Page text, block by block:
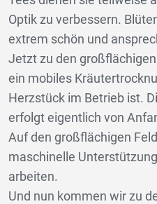
Optik zu verbessern.
extrem schön und
Jetzt zu den
ein mobiles
Herzstück im Betrieb ist.
erfolgt eigentlich von
Auf den großflächigen
maschinelle
arbeiten.
Und nun kommen wir zu